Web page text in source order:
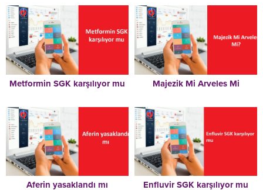
Metformin SGK karşılıyor mu Majezik Mi Arveles Mi
Aferin yasaklandı mı Enfluvir SGK karşılıyor mu